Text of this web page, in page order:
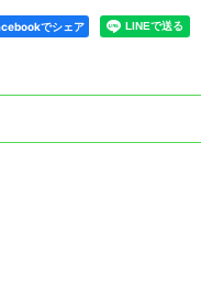
でシェア